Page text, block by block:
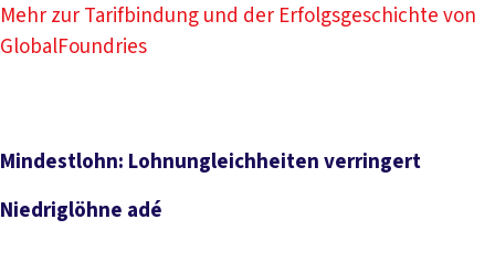
Mehr zur Tarifbindung und der Erfolgsgeschichte von
GlobalFoundries
Mindestlohn: Lohnungleichheiten verringert
Niedriglöhne adé